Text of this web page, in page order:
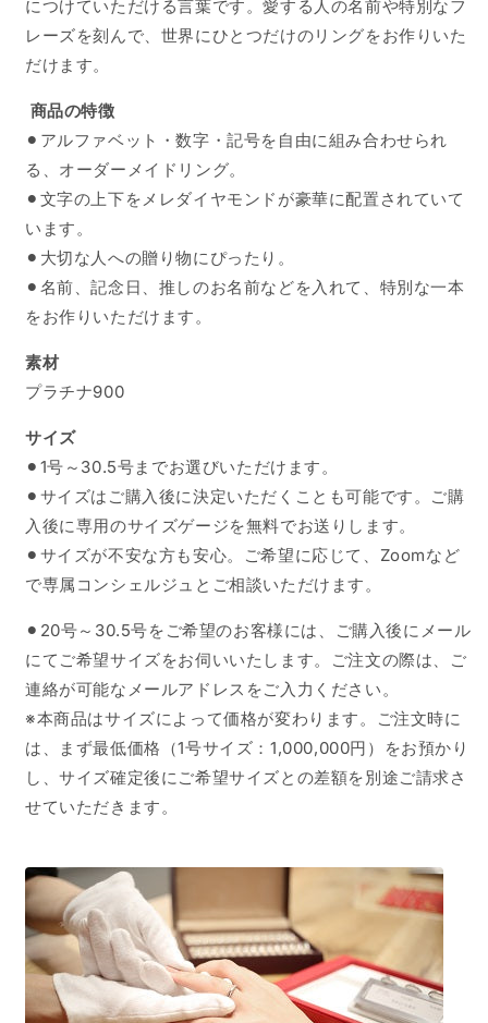
につけていただける言葉です。愛する人の名前や特別なフ
レーズを刻んで、世界にひとつだけのリングをお作りいた
だけます。
商品の特徴
⚫︎アルファベット・数字・記号を自由に組み合わせられ
る、オーダーメイドリング。
⚫︎文字の上下をメレダイヤモンドが豪華に配置されていて
います。
⚫︎大切な人への贈り物にぴったり。
⚫︎名前、記念日、推しのお名前などを入れて、特別な一本
をお作りいただけます。
素材
プラチナ900
サイズ
⚫︎1号～30.5号までお選びいただけます。
⚫︎サイズはご購入後に決定いただくことも可能です。ご購
入後に専用のサイズゲージを無料でお送りします。
⚫︎サイズが不安な方も安心。ご希望に応じて、Zoomなど
で専属コンシェルジュとご相談いただけます。
⚫︎20号～30.5号をご希望のお客様には、ご購入後にメール
にてご希望サイズをお伺いいたします。ご注文の際は、ご
連絡が可能なメールアドレスをご入力ください。
※本商品はサイズによって価格が変わります。ご注文時に
は、まず最低価格（1号サイズ：1,000,000円）をお預かり
し、サイズ確定後にご希望サイズとの差額を別途ご請求さ
せていただきます。